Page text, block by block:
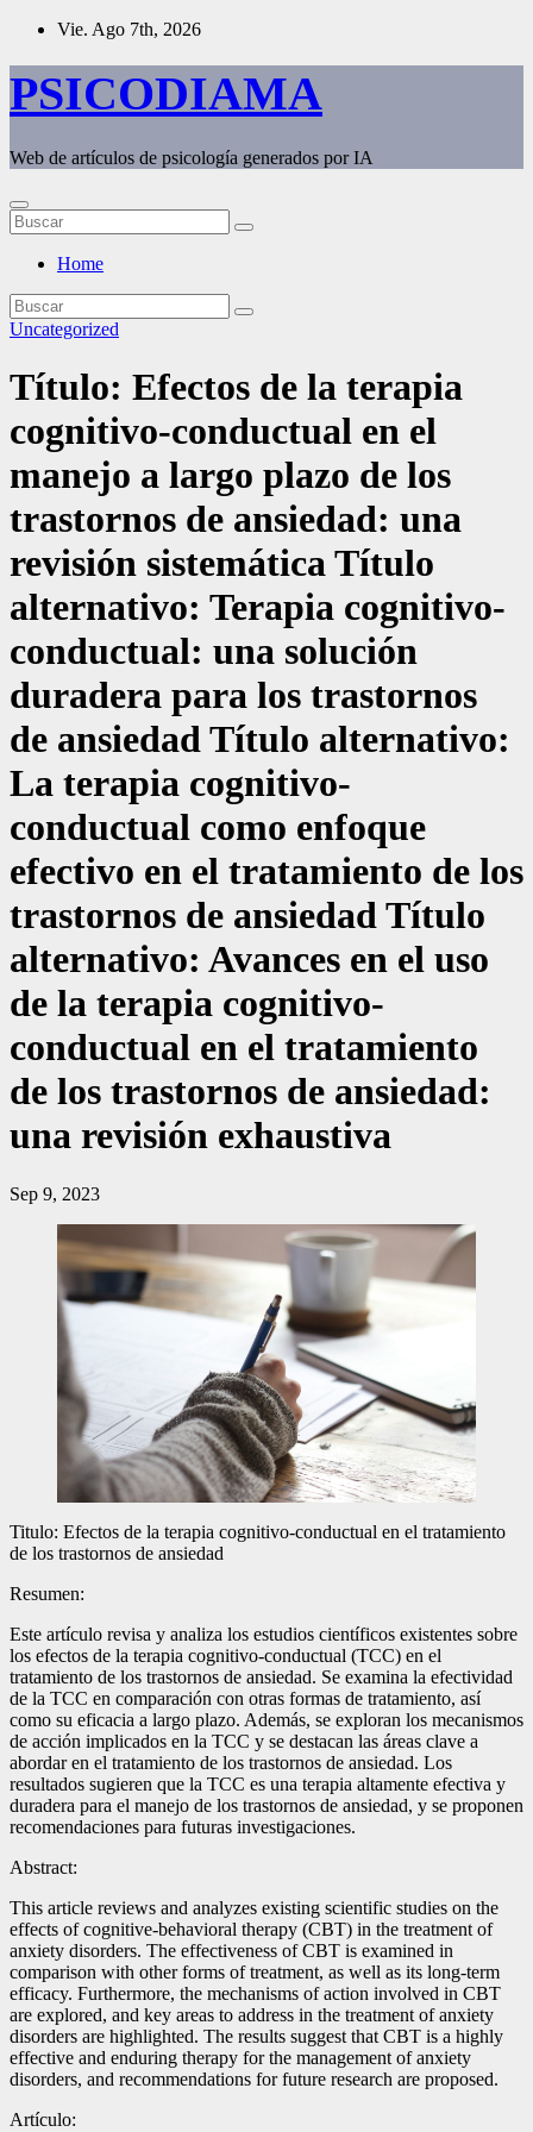
Saltar
contenido
Vie. Ago 7th, 2026
PSICODIAMA
Web de artículos de psicología generados por IA
Home
Uncategorized
Título: Efectos de la terapia
cognitivo-conductual en el
manejo a largo plazo de los
trastornos de ansiedad: una
revisión sistemática Título
alternativo: Terapia cognitivo-
conductual: una solución
duradera para los trastornos
de ansiedad Título alternativo:
La terapia cognitivo-
conductual como enfoque
efectivo en el tratamiento de los
trastornos de ansiedad Título
alternativo: Avances en el uso
de la terapia cognitivo-
conductual en el tratamiento
de los trastornos de ansiedad:
una revisión exhaustiva
Sep 9, 2023
Titulo: Efectos de la terapia cognitivo-conductual en el tratamiento
de los trastornos de ansiedad
Resumen:
Este artículo revisa y analiza los estudios científicos existentes sobre
los efectos de la terapia cognitivo-conductual (TCC) en el
tratamiento de los trastornos de ansiedad. Se examina la efectividad
de la TCC en comparación con otras formas de tratamiento, así
como su eficacia a largo plazo. Además, se exploran los mecanismos
de acción implicados en la TCC y se destacan las áreas clave a
abordar en el tratamiento de los trastornos de ansiedad. Los
resultados sugieren que la TCC es una terapia altamente efectiva y
duradera para el manejo de los trastornos de ansiedad, y se proponen
recomendaciones para futuras investigaciones.
Abstract:
This article reviews and analyzes existing scientific studies on the
effects of cognitive-behavioral therapy (CBT) in the treatment of
anxiety disorders. The effectiveness of CBT is examined in
comparison with other forms of treatment, as well as its long-term
efficacy. Furthermore, the mechanisms of action involved in CBT
are explored, and key areas to address in the treatment of anxiety
disorders are highlighted. The results suggest that CBT is a highly
effective and enduring therapy for the management of anxiety
disorders, and recommendations for future research are proposed.
Artículo: